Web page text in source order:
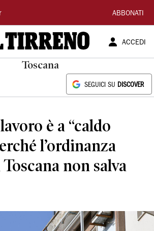
ABBONATI
ACCEDI
Toscana
SEGUICI SU DISCOVER
è a “caldo
l’ordinanza
non salva